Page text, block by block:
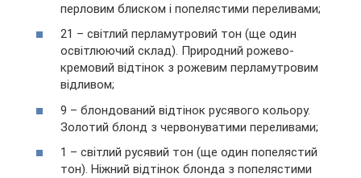
перловим блиском і попелястими переливами;
21 – світлий перламутровий тон (ще один
освітлюючий склад). Природний рожево-
кремовий відтінок з рожевим перламутровим
відливом;
9 – блондований відтінок русявого кольору.
Золотий блонд з червонуватими переливами;
1 – світлий русявий тон (ще один попелястий
тон). Ніжний відтінок блонда з попелястими